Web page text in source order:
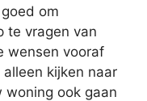
om
te vragen van
wensen vooraf
kijken naar
ook gaan